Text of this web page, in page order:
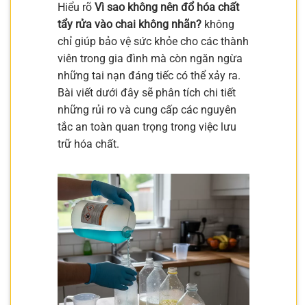
Hiểu rõ Vì sao không nên đổ hóa chất
tẩy rửa vào chai không nhãn? không
chỉ giúp bảo vệ sức khỏe cho các thành
viên trong gia đình mà còn ngăn ngừa
những tai nạn đáng tiếc có thể xảy ra.
Bài viết dưới đây sẽ phân tích chi tiết
những rủi ro và cung cấp các nguyên
tắc an toàn quan trọng trong việc lưu
trữ hóa chất.